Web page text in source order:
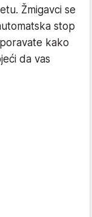
Žmigavci se
stop
kako
da vas